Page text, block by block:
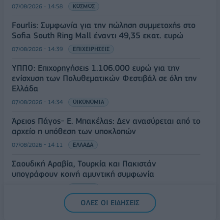
07/08/2026 - 14:58 ΚΟΣΜΟΣ
Fourlis: Συμφωνία για την πώληση συμμετοχής στο
Sofia South Ring Mall έναντι 49,35 εκατ. ευρώ
07/08/2026 - 14:39 ΕΠΙΧΕΙΡΗΣΕΙΣ
ΥΠΠΟ: Επιχορηγήσεις 1.106.000 ευρώ για την
ενίσχυση των Πολυθεματικών Φεστιβάλ σε όλη την
Ελλάδα
07/08/2026 - 14:34 ΟΙΚΟΝΟΜΙΑ
Άρειος Πάγος- Ε. Μπακέλας: Δεν ανασύρεται από το
αρχείο η υπόθεση των υποκλοπών
07/08/2026 - 14:11 ΕΛΛΑΔΑ
Σαουδική Αραβία, Τουρκία και Πακιστάν
υπογράφουν κοινή αμυντική συμφωνία
ΟΛΕΣ ΟΙ ΕΙΔΗΣΕΙΣ